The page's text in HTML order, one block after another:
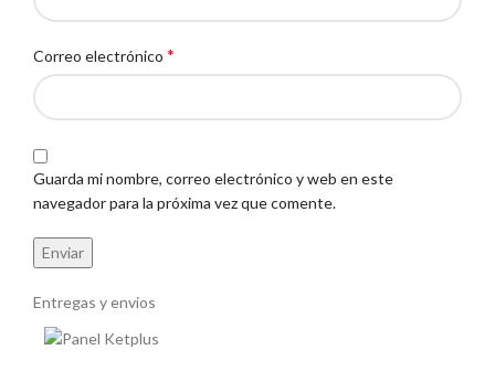
Correo electrónico *
Guarda mi nombre, correo electrónico y web en este
navegador para la próxima vez que comente.
Entregas y envios